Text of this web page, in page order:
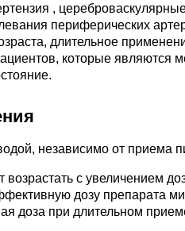
,
периферических
длительное
которые являются
независимо от приема
с увеличением
дозу препарата
доза при длительном